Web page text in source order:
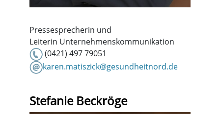
Pressesprecherin und
Leiterin Unternehmenskommunikation
(0421) 497 79051
karen.matiszick@gesundheitnord.de
Stefanie Beckröge